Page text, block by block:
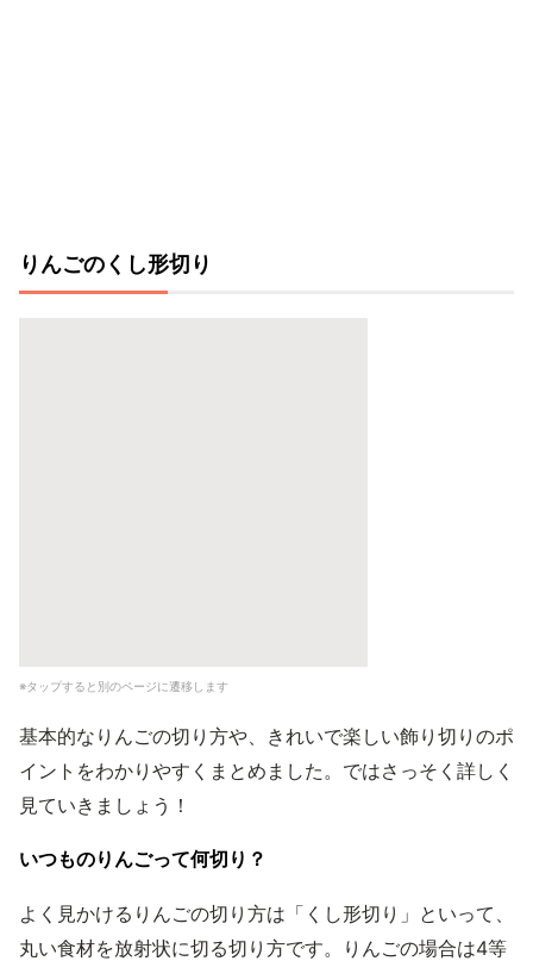
りんごのくし形切り
※タップすると別のページに遷移します
基本的なりんごの切り方や、きれいで楽しい飾り切りのポ
イントをわかりやすくまとめました。ではさっそく詳しく
見ていきましょう！
いつものりんごって何切り？
よく見かけるりんごの切り方は「くし形切り」といって、
丸い食材を放射状に切る切り方です。りんごの場合は4等